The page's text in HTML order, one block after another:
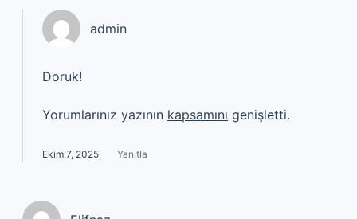
admin
Doruk!
Yorumlarınız yazının kapsamını genişletti.
Ekim 7, 2025 Yanıtla